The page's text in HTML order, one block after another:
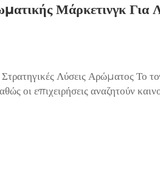
Μάρκετινγκ Για
Λύσεις Αρώματος Το
οι επιχειρήσεις αναζητούν
Ανάμεσα σε αυτές τις